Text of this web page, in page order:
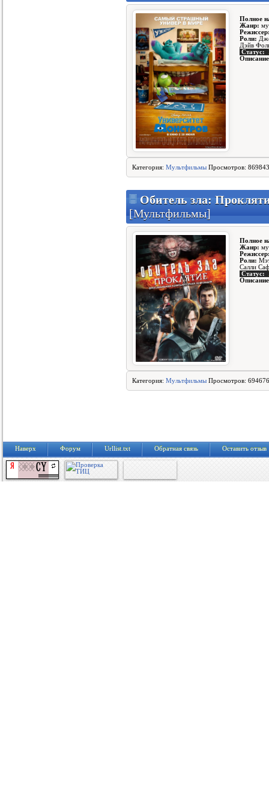
Полное
Жанр:
Роли:
Дэйв
Статус:
Категория: Мультфильмы Просмотров:
Обитель зла:
[Мультфильмы]
Полное
Жанр:
Роли:
Салли
Статус:
Категория: Мультфильмы Просмотров:
Наверх Форум Urllist.txt Обратная связь Оставить отзыв